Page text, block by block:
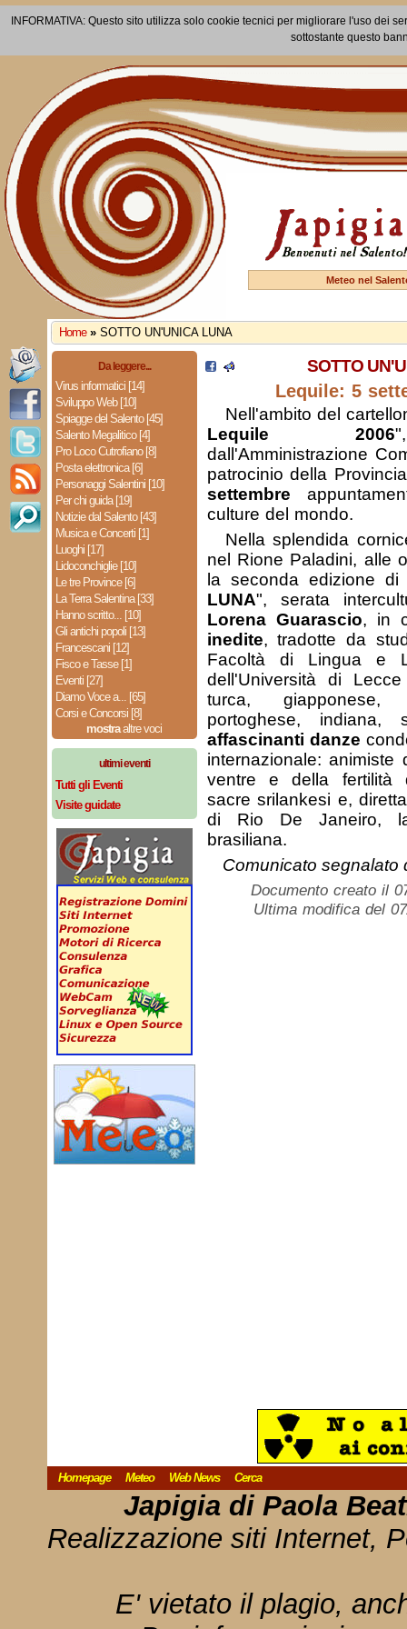
INFORMATIVA: Questo sito utilizza solo cookie tecnici per migliorare l'uso dei
sottostante questo
Meteo nel
Home » SOTTO UN'UNICA LUNA
Da leggere...
Virus informatici [14]
Sviluppo Web [10]
Spiagge del Salento [45]
Salento Megalitico [4]
Pro Loco Cutrofiano [8]
Posta elettronica [6]
Personaggi Salentini [10]
Per chi guida [19]
Notizie dal Salento [43]
Musica e Concerti [1]
Luoghi [17]
Lidoconchiglie [10]
Le tre Province [6]
La Terra Salentina [33]
Hanno scritto... [10]
Gli antichi popoli [13]
Francescani [12]
Fisco e Tasse [1]
Eventi [27]
Diamo Voce a... [65]
Corsi e Concorsi [8]
mostraaltre voci
ultimi eventi
Tutti gli Eventi
Visite guidate
SOTTO
Lequile: 5
Nell'ambito del
Lequile 2006
dall'Amministrazione
patrocinio della
settembre
culture del mondo.
Nella splendida
nel Rione Paladini, alle
la seconda edizione di
LUNA", serata
Lorena Guarascio, in
inedite, tradotte da
Facoltà di Lingua e
dell'Università di
turca, giapponese,
portoghese, indiana,
affascinanti danze
internazionale: animiste
ventre e della fertilità
sacre srilankesi e,
di Rio De Janeiro,
brasiliana.
Comunicato segnalato
Documento creato il
Ultima modifica del
Homepage Meteo Web News Cerca
Japigia di Paola
Realizzazione siti Internet,
E' vietato il plagio,